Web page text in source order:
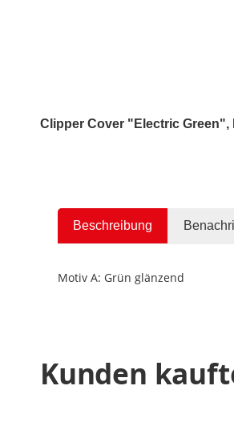
Clipper Cover "Electric Green",
Beschreibung
Motiv A: Grün glänzend
Kunden